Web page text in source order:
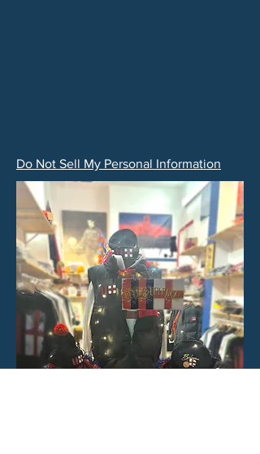
Do Not Sell My Personal Information